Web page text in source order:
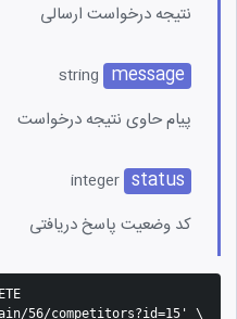
نتیجه درخواست ارسالی
message
string
پیام حاوی نتیجه درخواست
status
integer
کد وضعیت پاسخ دریافتی
56/competitors?id=15' \